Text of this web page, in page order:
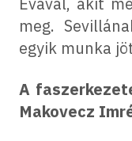
meg.
egyik munka
A
Makovecz